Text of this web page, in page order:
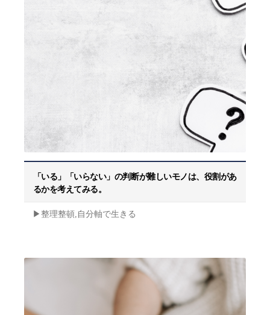
「いる」「いらない」の判断が難しいモノは、役割があ
るかを考えてみる。
▶︎整理整頓,自分軸で生きる